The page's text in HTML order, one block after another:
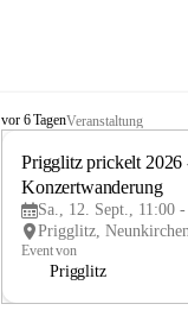
P
vor 6 TagenVeranstaltung
Prigglitz prickelt 2026
Konzertwanderung
Sa., 12. Sept., 11:00
Event von
Prigglitz